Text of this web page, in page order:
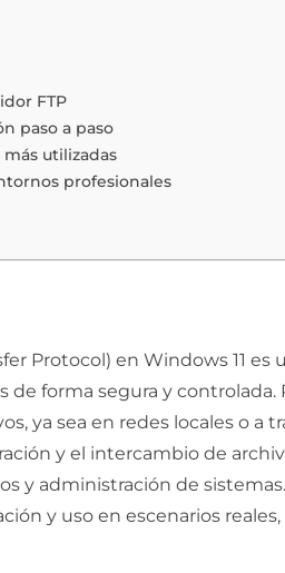
FTP
paso a paso
utilizadas
profesionales
Protocol) en Windows 11
de forma segura y
ya sea en redes locales o a
y el intercambio de
y administración de
y uso en escenarios